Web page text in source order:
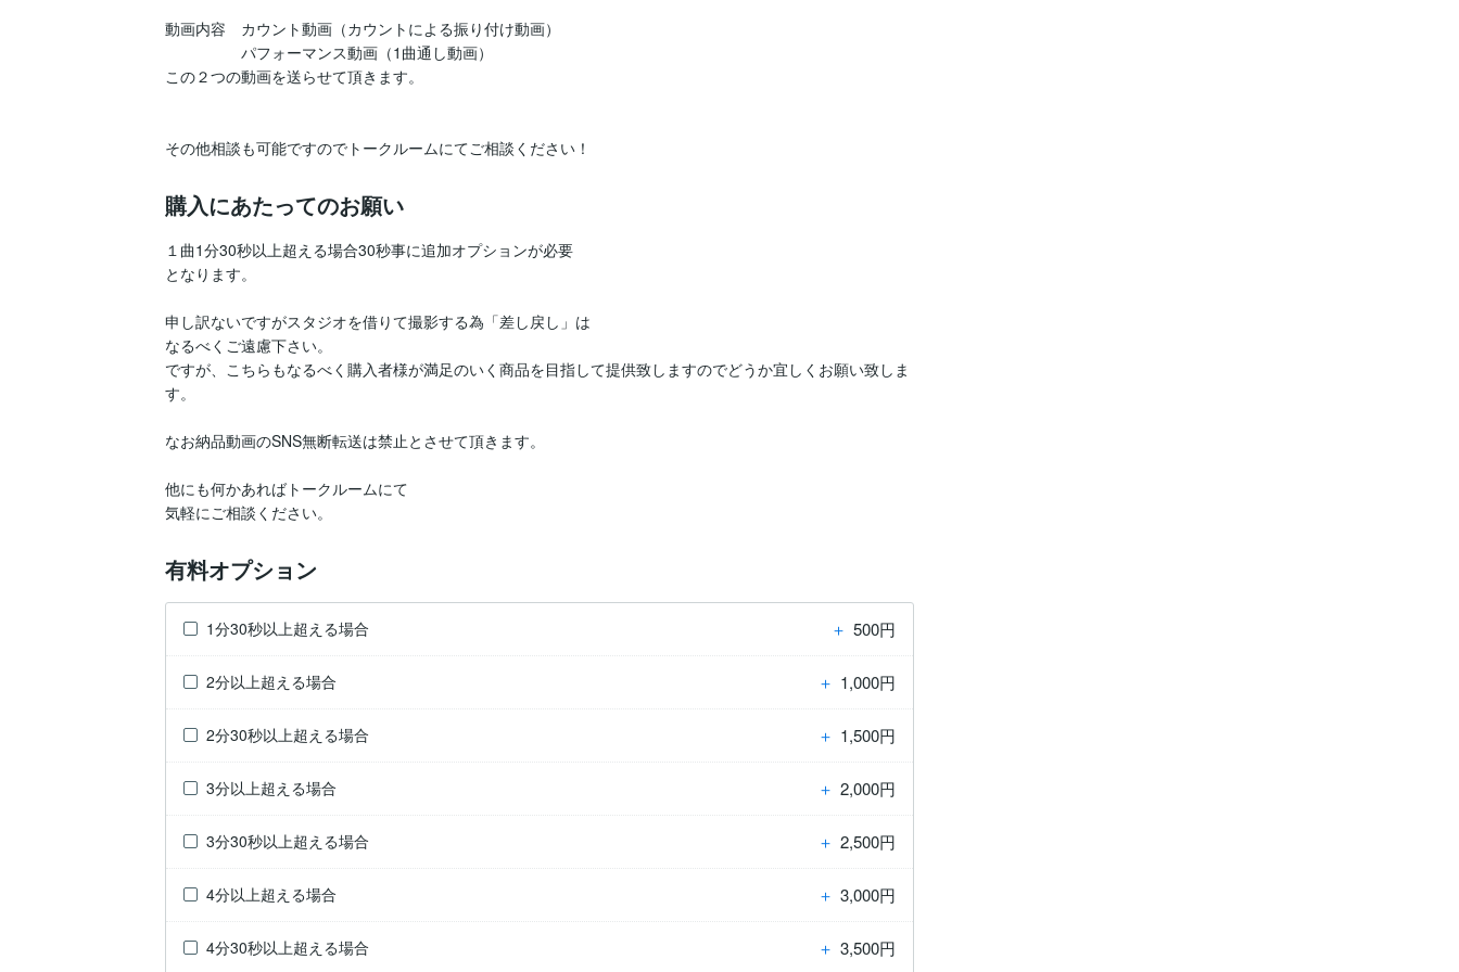
動画内容　カウント動画（カウントによる振り付け動画）
パフォーマンス動画（1曲通し動画）
この２つの動画を送らせて頂きます。
購入にあたってのお願い
１曲1分30秒以上超える場合30秒事に追加オプションが必要
となります。
申し訳ないですがスタジオを借りて撮影する為「差し戻し」は
なるべくご遠慮下さい。
ですが、こちらもなるべく購入者様が満足のいく商品を目指して提供致しますのでどうか宜しくお願い致しま
す。
なお納品動画のSNS無断転送は禁止とさせて頂きます。
他にも何かあればトークルームにて
気軽にご相談ください。
有料オプション
1分30秒以上超える場合 ＋ 500円
2分以上超える場合 ＋ 1,000円
2分30秒以上超える場合 ＋ 1,500円
3分以上超える場合 ＋ 2,000円
3分30秒以上超える場合 ＋ 2,500円
4分以上超える場合 ＋ 3,000円
4分30秒以上超える場合 ＋ 3,500円